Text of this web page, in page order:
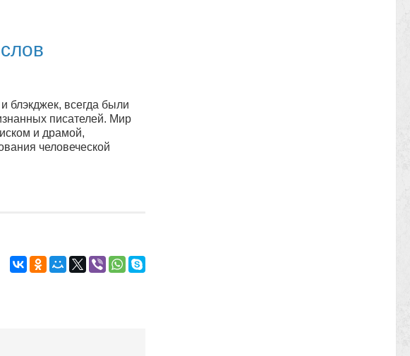
блэкджек, всегда были
писателей. Мир
и драмой,
человеческой